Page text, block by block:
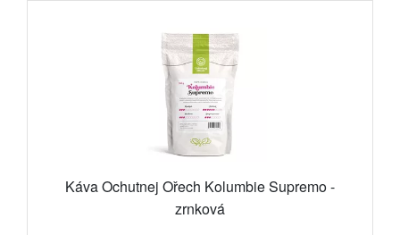
Káva Ochutnej Ořech Kolumbie Supremo -
zrnková